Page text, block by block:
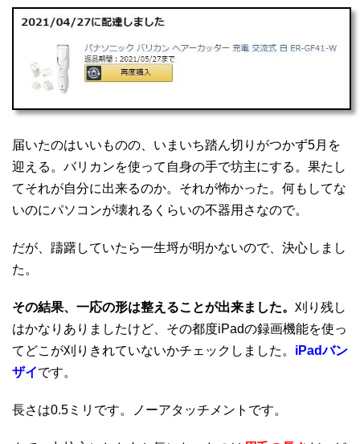
届いたのはいいものの、いまいち踏ん切りがつかず5月を
迎える。バリカンを使って自身の手で坊主にする。果たし
てそれが自分に出来るのか。それが怖かった。何もしてな
いのにパソコンが壊れるくらいの不器用さなので。
だが、躊躇していたら一生埒が明かないので、決心しまし
た。
その結果、一応の形は整えることが出来ました。 刈り残し
はかなりありましたけど、その都度iPadの録画機能を使っ
てどこが刈りきれていないかチェックしました。 iPadバン
ザイです。
長さは0.5ミリです。ノーアタッチメントです。